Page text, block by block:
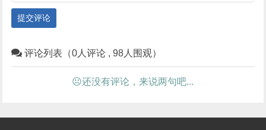
提交评论
评论列表（0人评论 , 98人围观）
☹还没有评论，来说两句吧...